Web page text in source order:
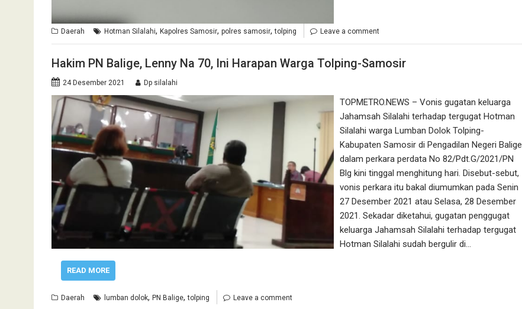
Daerah Hotman Silalahi, Kapolres Samosir, polres samosir,tolping Leave a comment
Hakim PN Balige, Lenny Na 70, Ini Harapan Warga Tolping-Samosir
24 Desember 2021 Dp silalahi
TOPMETRO.NEWS – Vonis gugatan keluarga
Jahamsah Silalahi terhadap tergugat Hotman
Silalahi warga Lumban Dolok Tolping-
Kabupaten Samosir di Pengadilan Negeri Balige
dalam perkara perdata No 82/Pdt.G/2021/PN
Blg kini tinggal menghitung hari. Disebut-sebut,
vonis perkara itu bakal diumumkan pada Senin
27 Desember 2021 atau Selasa, 28 Desember
2021. Sekadar diketahui, gugatan penggugat
keluarga Jahamsah Silalahi terhadap tergugat
Hotman Silalahi sudah bergulir di…
READ MORE
Daerah lumban dolok, PN Balige,tolping Leave a comment